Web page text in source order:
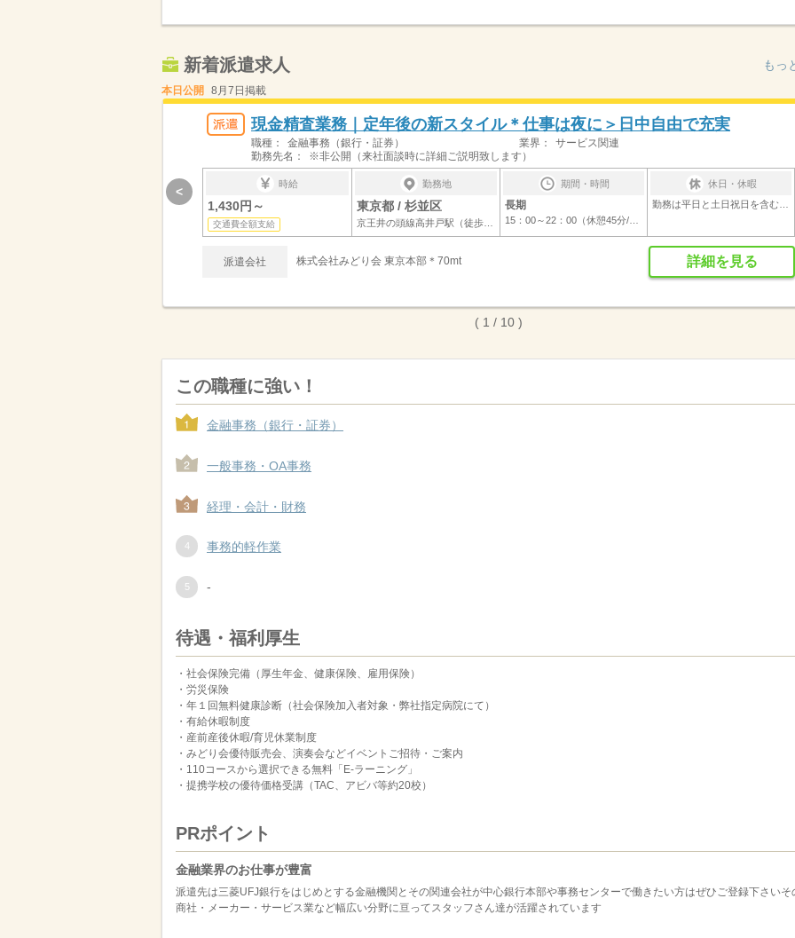
新着派遣求人 もっ
本日公開 8月7日掲載
現金精査業務｜定年後の新スタイル＊仕事は夜に＞日中自由で充実
職種： 金融事務（銀行・証券） 業界：
サービス関連
勤務先名：
※非公開（来社面談時に詳細ご説明致します）
時給
1,430円～
交通費全額支給
勤務地
東京都 / 杉並区
期間・時間
長期
休日・休暇
詳細を見る
派遣会社 株式会社みどり会 東京本部＊70mt
<
( 1 / 10 )
この職種に強い！
金融事務（銀行・証券）
一般事務・OA事務
経理・会計・財務
事務的軽作業
-
待遇・福利厚生
・社会保険完備（厚生年金、健康保険、雇用保険）
・労災保険
・年１回無料健康診断（社会保険加入者対象・弊社指定病院にて）
・有給休暇制度
・産前産後休暇/育児休業制度
・みどり会優待販売会、演奏会などイベントご招待・ご案内
・110コースから選択できる無料「E-ラーニング」
・提携学校の優待価格受講（TAC、アビバ等約20校）
PRポイント
金融業界のお仕事が豊富
派遣先は三菱UFJ銀行をはじめとする金融機関とその関連会社が中心銀行本部や事務センターで働きたい方はぜひご登録下さいそ
商社・メーカー・サービス業など幅広い分野に亘ってスタッフさん達が活躍されています